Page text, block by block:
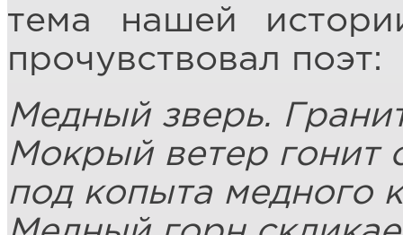
тема нашей
прочувствовал поэт:
Медный зверь.
Мокрый ветер гонит
под копыта медного